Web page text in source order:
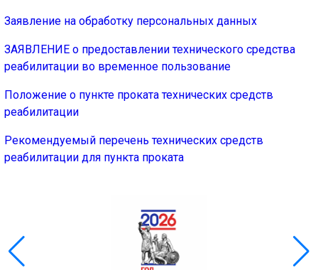
Настройки по умолчанию
Настройки по умолчанию
Заявление на обработку персональных данных
ЗАЯВЛЕНИЕ о предоставлении технического средства
реабилитации во временное пользование
Положение о пункте проката технических средств
реабилитации
Рекомендуемый перечень технических средств
реабилитации для пункта проката